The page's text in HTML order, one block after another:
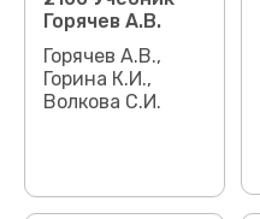
Горячев А.В.
Горячев А.В.,
Горина К.И.,
Волкова С.И.